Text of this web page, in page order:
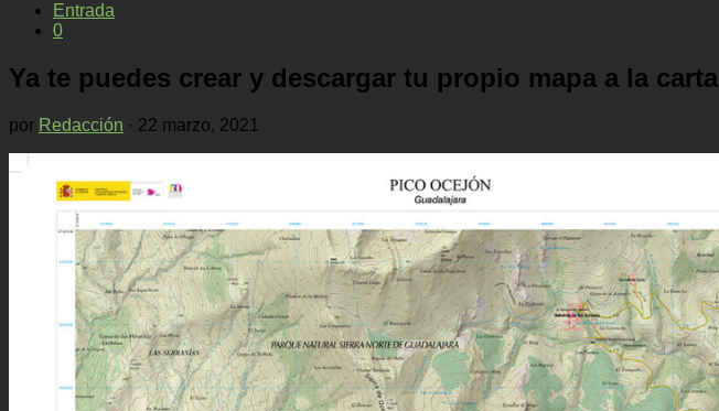
Entrada
0
Ya te puedes crear y descargar tu propio mapa a la carta
por Redacción · 22 marzo, 2021